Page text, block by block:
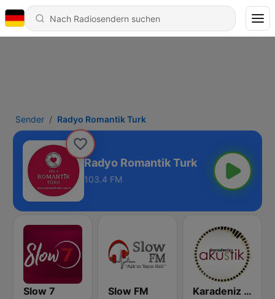
Sender Radyo Romantik Turk
Radyo Romantik Turk
103.4 FM
Slow 7 Slow FM Karadeniz Akustik Radyo